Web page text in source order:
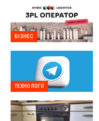
БІЗНЕС
ТЕХНОЛОГІЇ